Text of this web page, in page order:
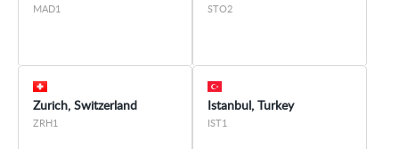
MAD1 STO2
Zurich, Switzerland
ZRH1
Istanbul, Turkey
IST1